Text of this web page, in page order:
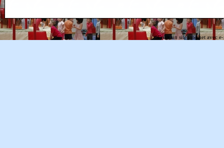
Créer un site internet avec